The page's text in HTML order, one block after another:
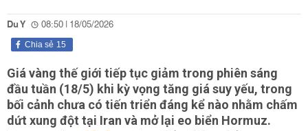
Du Y 08:50 | 18/05/2026
15
Chia sẻ
Giá vàng thế giới tiếp tục giảm trong phiên sáng
đầu tuần (18/5) khi kỳ vọng tăng giá suy yếu, trong
bối cảnh chưa có tiến triển đáng kể nào nhằm chấm
dứt xung đột tại Iran và mở lại eo biển Hormuz.